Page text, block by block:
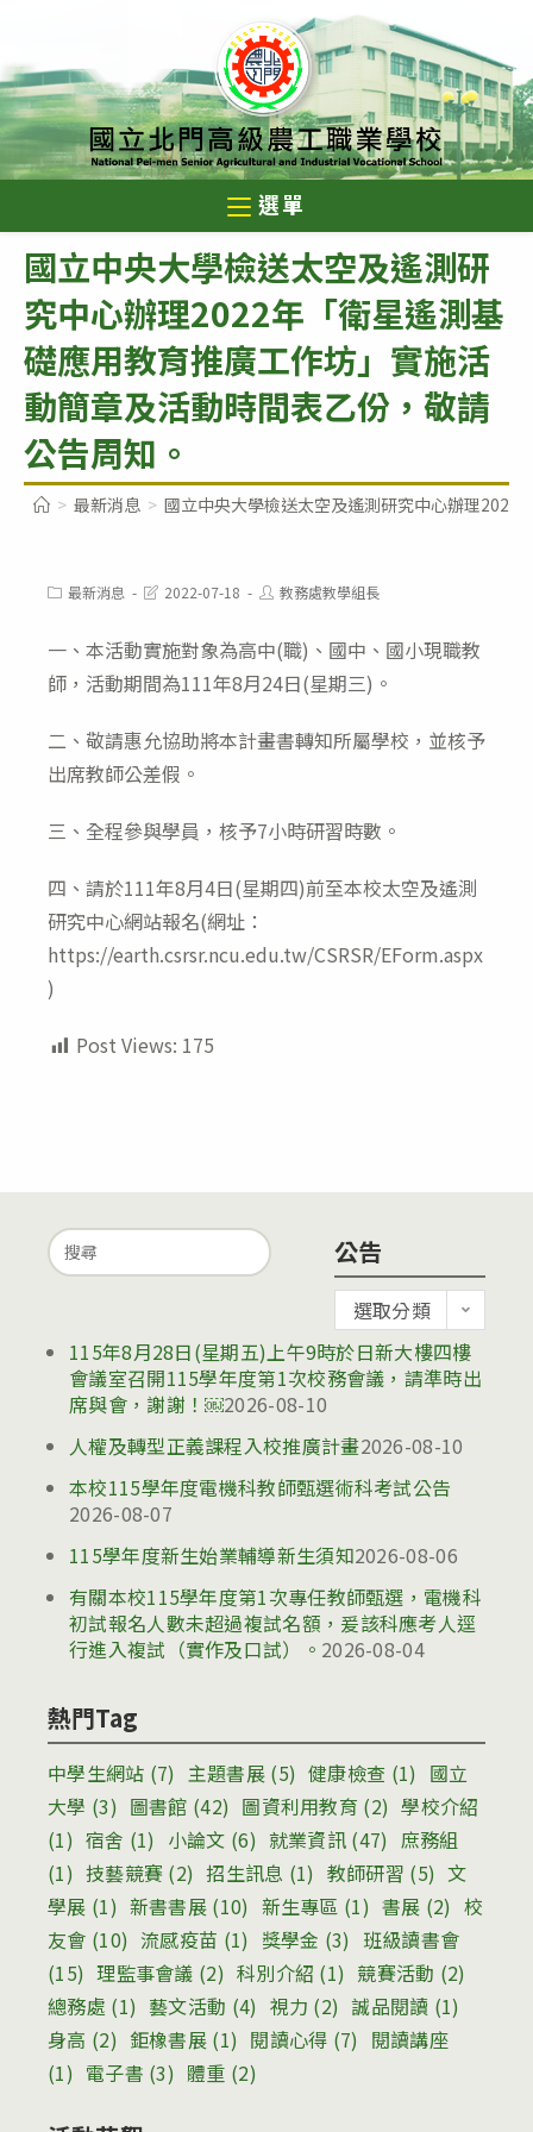
至
主
要
內
選單
國立中央大學檢送太空及遙測研
究中心辦理2022年「衛星遙測基
礎應用教育推廣工作坊」實施活
動簡章及活動時間表乙份，敬請
公告周知。
> 最新消息 > 國立中央大學檢送太空及遙測研究中心辦理2022
Post最新消息
Post2022-07-18
Post教務處教學組長
一、本活動實施對象為高中(職)、國中、國小現職教
師，活動期間為111年8月24日(星期三)。
二、敬請惠允協助將本計畫書轉知所屬學校，並核予
出席教師公差假。
三、全程參與學員，核予7小時研習時數。
四、請於111年8月4日(星期四)前至本校太空及遙測
研究中心網站報名(網址：
https://earth.csrsr.ncu.edu.tw/CSRSR/EForm.aspx
)
Post Views: 175
Search
for:
公告
告
選取分類
115年8月28日(星期五)上午9時於日新大樓四樓
會議室召開115學年度第1次校務會議，請準時出
席與會，謝謝！￼2026-08-10
人權及轉型正義課程入校推廣計畫2026-08-10
本校115學年度電機科教師甄選術科考試公告
2026-08-07
115學年度新生始業輔導新生須知2026-08-06
有關本校115學年度第1次專任教師甄選，電機科
初試報名人數未超過複試名額，爰該科應考人逕
行進入複試（實作及口試）。 2026-08-04
熱門Tag
中學生網站 (7) 主題書展(5) 健康檢查 (1) 國立
大學 (3) 圖書館 (42) 圖資利用教育 (2) 學校介紹
(1) 宿舍 (1) 小論文 (6) 就業資訊 (47) 庶務組
(1) 技藝競賽 (2) 招生訊息 (1) 教師研習 (5) 文
學展 (1) 新書書展 (10) 新生專區 (1) 書展 (2) 校
友會 (10) 流感疫苗 (1) 獎學金 (3) 班級讀書會
(15) 理監事會議 (2) 科別介紹 (1) 競賽活動 (2)
總務處 (1) 藝文活動 (4) 視力 (2) 誠品閱讀 (1)
身高 (2) 鉅橡書展 (1) 閱讀心得 (7) 閱讀講座
(1) 電子書 (3) 體重 (2)